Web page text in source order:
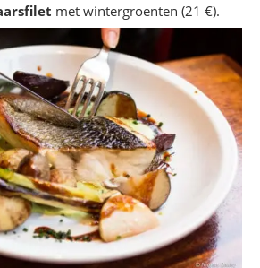
met wintergroenten (21 €).